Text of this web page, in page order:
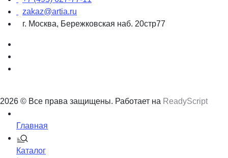
zakaz@artia.ru
г. Москва, Бережковская наб. 20стр77
2026 © Все права защищены. Работает на ReadyScript
Главная
Каталог